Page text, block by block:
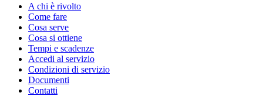
A chi è rivolto
Come fare
Cosa serve
Cosa si ottiene
Tempi e scadenze
Accedi al servizio
Condizioni di servizio
Documenti
Contatti